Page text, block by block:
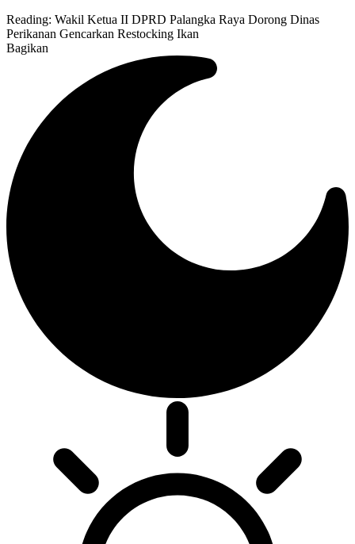
Reading: Wakil Ketua II DPRD Palangka Raya Dorong Dinas
Perikanan Gencarkan Restocking Ikan
Bagikan